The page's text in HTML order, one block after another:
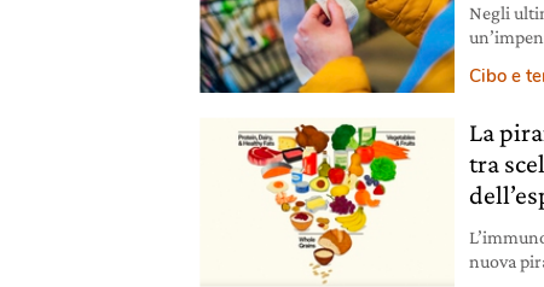
Negli
Cibo e
La
tra
nuova